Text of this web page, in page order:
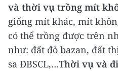
và thời vụ trồng mít
giống mít khác, mít
có thể trồng được trên
như: đất đỏ bazan, đất
sa ĐBSCL,…Thời vụ và